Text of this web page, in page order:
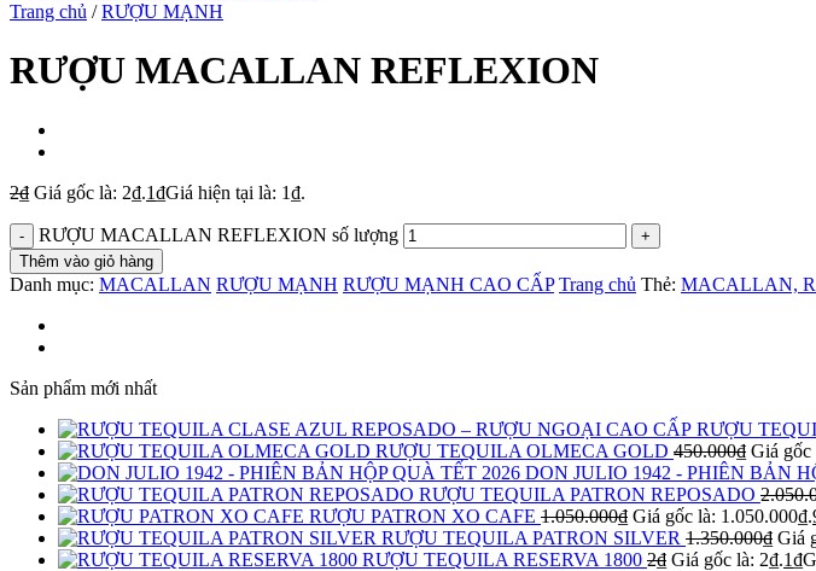
Trang chủ / RƯỢU MẠNH
RƯỢU MACALLAN REFLEXION
2₫ Giá gốc là: 2₫.1₫Giá hiện tại là: 1₫.
RƯỢU MACALLAN REFLEXION số lượng
Thêm vào giỏ hàng
Danh mục: MACALLAN RƯỢU MẠNH RƯỢU MẠNH CAO CẤP Trang chủ Thẻ: MACALLAN,
Sản phẩm mới nhất
RƯỢU
RƯỢU TEQUILA OLMECA GOLD 450.000₫ Giá gốc
DON JULIO 1942 - PHIÊN BẢN
RƯỢU TEQUILA PATRON REPOSADO
RƯỢU PATRON XO CAFE 1.050.000₫ Giá gốc là: 1.050.000₫.
RƯỢU TEQUILA PATRON SILVER 1.350.000₫ Giá
RƯỢU TEQUILA RESERVA 1800 2₫ Giá gốc là: 2₫.1₫